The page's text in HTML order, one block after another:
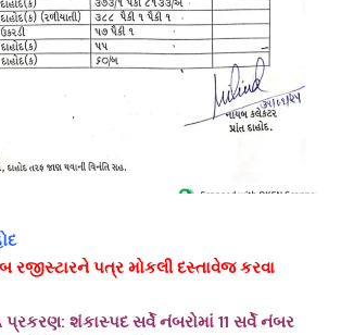
રજીસ્ટારને પત્ર મોકલી દસ્તાવેજ કરવા
પ્રકરણ: શંકાસ્પદ સર્વે નંબરોમાં 11 સર્વે નંબર